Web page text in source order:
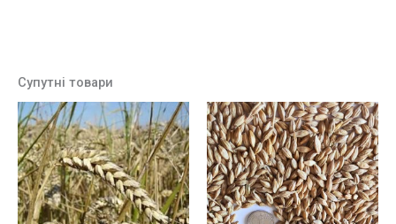
Супутні товари